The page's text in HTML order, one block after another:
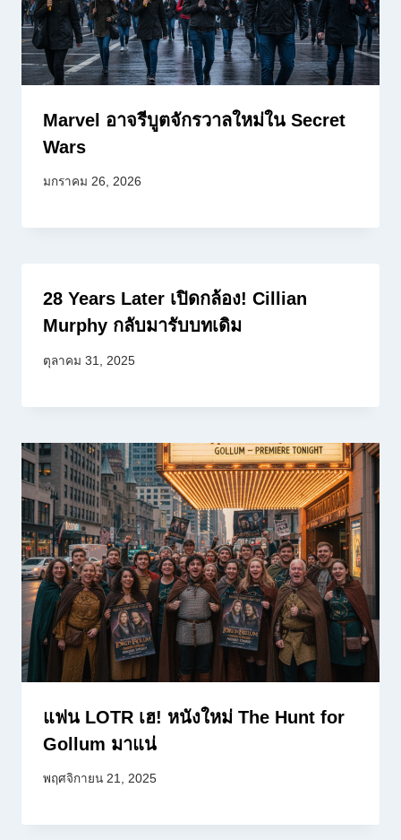
Marvel อาจรีบูตจักรวาลใหม่ใน Secret
Wars
มกราคม 26, 2026
28 Years Later เปิดกล้อง! Cillian
Murphy กลับมารับบทเดิม
ตุลาคม 31, 2025
แฟน LOTR เฮ! หนังใหม่ The Hunt for
Gollum มาแน่
พฤศจิกายน 21, 2025